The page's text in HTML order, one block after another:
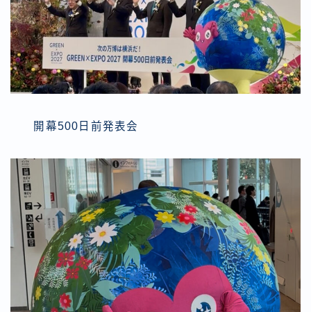
開幕500日前発表会